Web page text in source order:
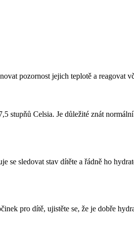
pozornost jejich teplotě a reagovat
Celsia. Je důležité znát
sledovat stav dítěte a řádně ho
pro dítě, ujistěte se, že je dobře